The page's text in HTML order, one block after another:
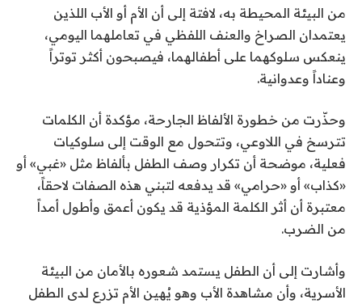
من البيئة المحيطة به، لافتة إلى أن الأم أو الأب اللذين
يعتمدان الصراخ والعنف اللفظي في تعاملهما اليومي،
ينعكس سلوكهما على أطفالهما، فيصبحون أكثر توتراً
وعناداً وعدوانية.
وحذّرت من خطورة الألفاظ الجارحة، مؤكدة أن الكلمات
تترسخ في اللاوعي، وتتحول مع الوقت إلى سلوكيات
فعلية، موضحة أن تكرار وصف الطفل بألفاظ مثل «غبي» أو
«كذاب» أو «حرامي» قد يدفعه لتبني هذه الصفات لاحقاً،
معتبرة أن أثر الكلمة المؤذية قد يكون أعمق وأطول أمداً
من الضرب.
وأشارت إلى أن الطفل يستمد شعوره بالأمان من البيئة
الأسرية، وأن مشاهدة الأب وهو يُهين الأم تزرع لدى الطفل